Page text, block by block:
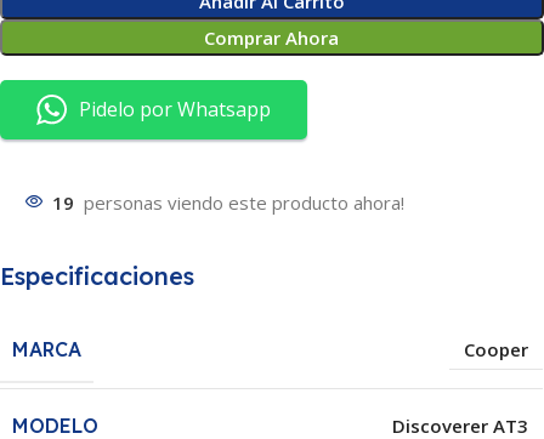
Comprar Ahora
Pidelo por Whatsapp
19 personas viendo este producto ahora!
Especificaciones
MARCA Cooper
MODELO Discoverer AT3